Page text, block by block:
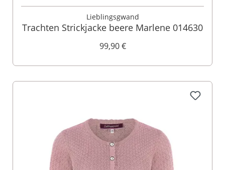
Lieblingsgwand
Trachten Strickjacke beere Marlene 014630
99,90 €